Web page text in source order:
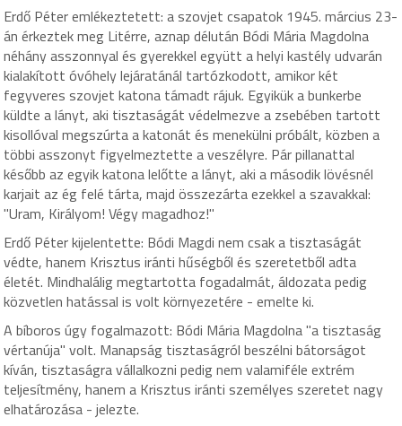
Erdő Péter emlékeztetett: a szovjet csapatok 1945. március 23-
án érkeztek meg Litérre, aznap délután Bódi Mária Magdolna
néhány asszonnyal és gyerekkel együtt a helyi kastély udvarán
kialakított óvóhely lejáratánál tartózkodott, amikor két
fegyveres szovjet katona támadt rájuk. Egyikük a bunkerbe
küldte a lányt, aki tisztaságát védelmezve a zsebében tartott
kisollóval megszúrta a katonát és menekülni próbált, közben a
többi asszonyt figyelmeztette a veszélyre. Pár pillanattal
később az egyik katona lelőtte a lányt, aki a második lövésnél
karjait az ég felé tárta, majd összezárta ezekkel a szavakkal:
"Uram, Királyom! Végy magadhoz!"
Erdő Péter kijelentette: Bódi Magdi nem csak a tisztaságát
védte, hanem Krisztus iránti hűségből és szeretetből adta
életét. Mindhalálig megtartotta fogadalmát, áldozata pedig
közvetlen hatással is volt környezetére - emelte ki.
A bíboros úgy fogalmazott: Bódi Mária Magdolna "a tisztaság
vértanúja" volt. Manapság tisztaságról beszélni bátorságot
kíván, tisztaságra vállalkozni pedig nem valamiféle extrém
teljesítmény, hanem a Krisztus iránti személyes szeretet nagy
elhatározása - jelezte.